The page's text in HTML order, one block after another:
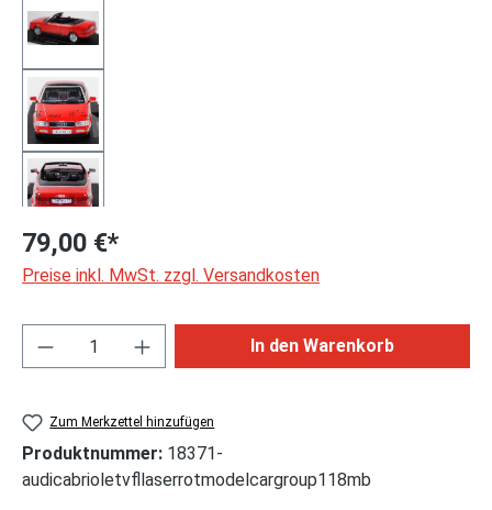
79,00 €*
Preise inkl. MwSt. zzgl. Versandkosten
Produkt Anzahl: Gib den gewünschten
In den Warenkorb
Zum Merkzettel hinzufügen
Produktnummer: 18371-
audicabrioletvfllaserrotmodelcargroup118mb